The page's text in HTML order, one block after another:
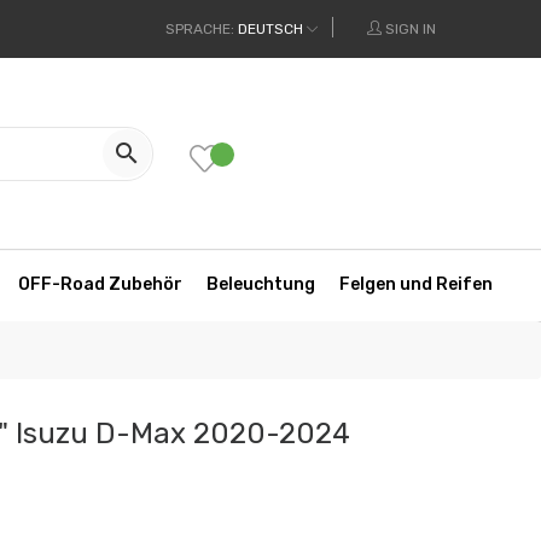
SPRACHE: DEUTSCH SIGN IN

OFF-Road Zubehör Beleuchtung Felgen und Reifen
Isuzu D-Max 2020-2024